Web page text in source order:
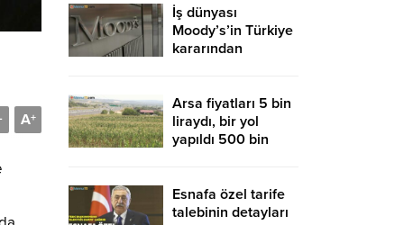
A+
-
İş dünyası
Moody’s’in Türkiye
kararından
Arsa fiyatları 5 bin
liraydı, bir yol
yapıldı 500 bin
Esnafa özel tarife
talebinin detayları